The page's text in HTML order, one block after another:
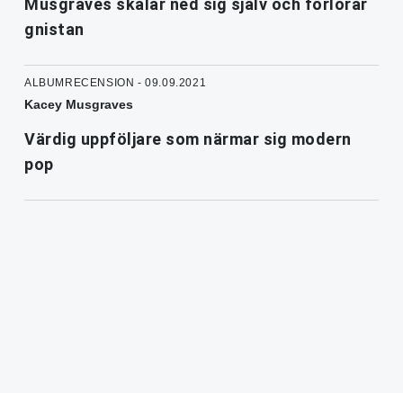
gnistan
ALBUMRECENSION - 09.09.2021
Kacey Musgraves
Värdig uppföljare som närmar sig modern
pop